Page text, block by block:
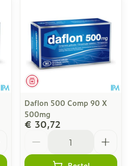
Geneesmiddel
Daflon 500 Comp 90 X
500mg
€ 30,72